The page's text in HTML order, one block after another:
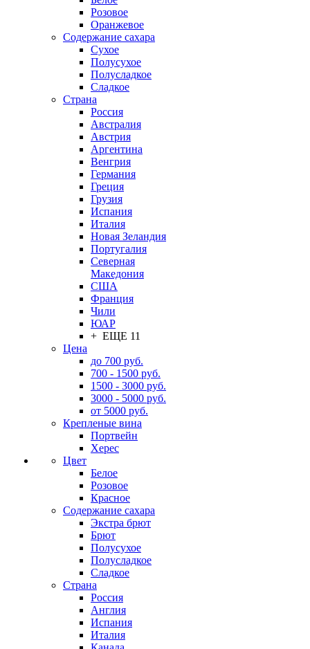
Розовое
Оранжевое
Содержание сахара
Сухое
Полусухое
Полусладкое
Сладкое
Страна
Россия
Австралия
Австрия
Аргентина
Венгрия
Германия
Греция
Грузия
Испания
Италия
Новая Зеландия
Португалия
Северная
Македония
США
Франция
Чили
ЮАР
+ ЕЩЕ 11
Цена
до 700 руб.
700 - 1500 руб.
1500 - 3000 руб.
3000 - 5000 руб.
от 5000 руб.
Крепленые вина
Портвейн
Херес
Цвет
Белое
Розовое
Красное
Содержание сахара
Экстра брют
Брют
Полусухое
Полусладкое
Сладкое
Страна
Россия
Англия
Испания
Италия